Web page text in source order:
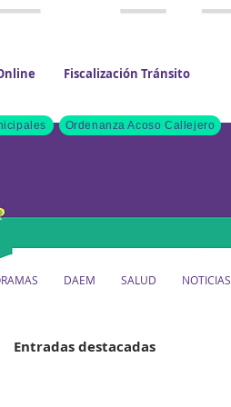
Fiscalización Tránsito
DAEM SALUD NOTICIAS
Ordenanza Acoso Callejero
Entradas destacadas